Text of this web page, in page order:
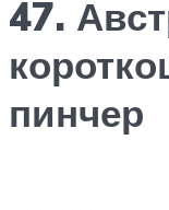
47.
пинчер